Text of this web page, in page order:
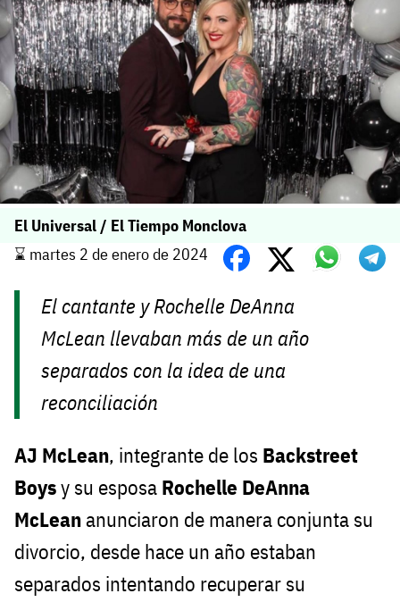
El Universal / El Tiempo Monclova
⌛️ martes 2 de enero de 2024
El cantante y Rochelle DeAnna
McLean llevaban más de un año
separados con la idea de una
reconciliación
AJ McLean, integrante de los Backstreet
Boysy su esposa Rochelle DeAnna
McLean anunciaron de manera conjunta su
divorcio, desde hace un año estaban
separados intentando recuperar su